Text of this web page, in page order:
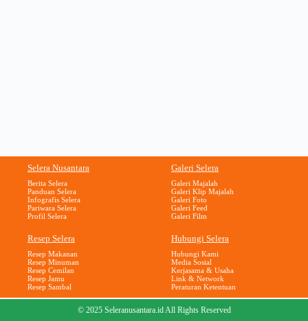
Selera Nusantara
Berita Selera
Panduan Selera
Infografis Selera
Pariwara Selera
Profil Selera
Galeri Selera
Galeri Majalah
Galeri Klip Majalah
Galeri Foto
Galeri Feed
Galeri Film
Resep Selera
Resep Makanan
Resep Minuman
Resep Cemilan
Resep Jamu
Resep Sambal
Hubungi Selera
Hubungi Kami
Media Sosial
Kerjasama & Usaha
Link & Network
Peraturan Ketentuan
© 2025 Seleranusantara.id All Rights Reserved